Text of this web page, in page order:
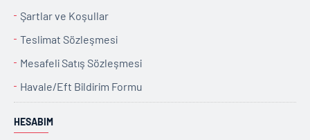
Şartlar ve Koşullar
Teslimat Sözleşmesi
Mesafeli Satış Sözleşmesi
Havale/Eft Bildirim Formu
HESABIM